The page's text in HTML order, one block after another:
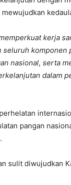
kerja
komponen
nasional, serta
dalam
pangan
sulit diwujudkan